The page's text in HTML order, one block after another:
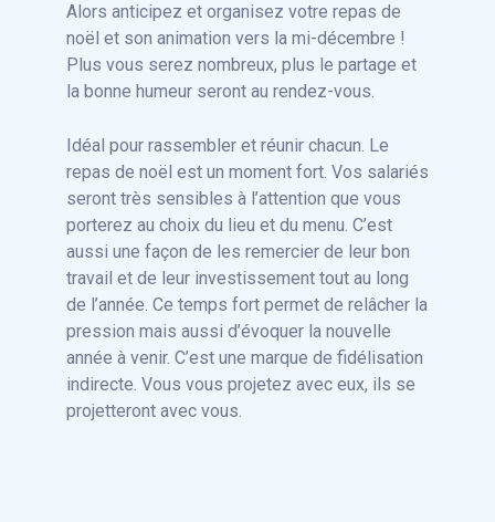
Alors anticipez et organisez votre repas de
noël et son animation vers la mi-décembre !
Plus vous serez nombreux, plus le partage et
la bonne humeur seront au rendez-vous.
Idéal pour rassembler et réunir chacun. Le
repas de noël est un moment fort. Vos salariés
seront très sensibles à l’attention que vous
porterez au choix du lieu et du menu. C’est
aussi une façon de les remercier de leur bon
travail et de leur investissement tout au long
de l’année. Ce temps fort permet de relâcher la
pression mais aussi d’évoquer la nouvelle
année à venir. C’est une marque de fidélisation
indirecte. Vous vous projetez avec eux, ils se
projetteront avec vous.